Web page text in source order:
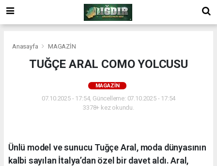
Anasayfa MAGAZİN
TUĞÇE ARAL COMO YOLCUSU
MAGAZİN
07.10.2025 - 17:54, Güncelleme: 07.10.2025 - 17:54
3378+ kez okundu.
Ünlü model ve sunucu Tuğçe Aral, moda dünyasının
kalbi sayılan İtalya’dan özel bir davet aldı. Aral,